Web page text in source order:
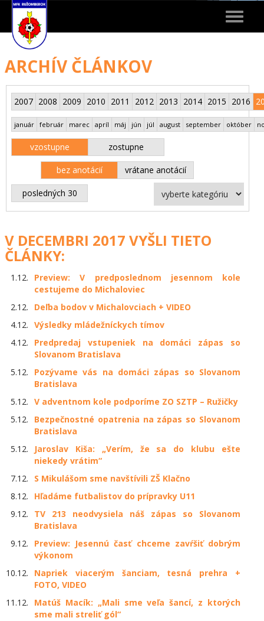
Toggle
ARCHÍV ČLÁNKOV
2007 2008 2009 2010 2011 2012 2013 2014 2015 2016
január február marec apríl máj jún júl august september október
vzostupne zostupne
bez anotácií vrátane anotácií
posledných 30
V DECEMBRI 2017 VYŠLI TIETO
ČLÁNKY:
1.12.
Preview: V predposlednom jesennom kole
cestujeme do Michaloviec
2.12.
Deľba bodov v Michalovciach + VIDEO
4.12. Výsledky mládežníckych tímov
4.12.
Predpredaj vstupeniek na domáci zápas so
Slovanom Bratislava
5.12.
Pozývame vás na domáci zápas so Slovanom
Bratislava
5.12. V adventnom kole podporíme ZO SZTP – Ružičky
5.12.
Bezpečnostné opatrenia na zápas so Slovanom
Bratislava
5.12.
Jaroslav Kiša: „Verím, že sa do klubu ešte
niekedy vrátim“
7.12.
S Mikulášom sme navštívili ZŠ Klačno
8.12.
Hľadáme futbalistov do prípravky U11
9.12.
TV 213 neodvysiela náš zápas so Slovanom
Bratislava
9.12.
Preview: Jesennú časť chceme zavŕšiť dobrým
výkonom
10.12.
Napriek viacerým šanciam, tesná prehra +
FOTO, VIDEO
11.12.
Matúš Macík: „Mali sme veľa šancí, z ktorých
sme mali streliť gól“